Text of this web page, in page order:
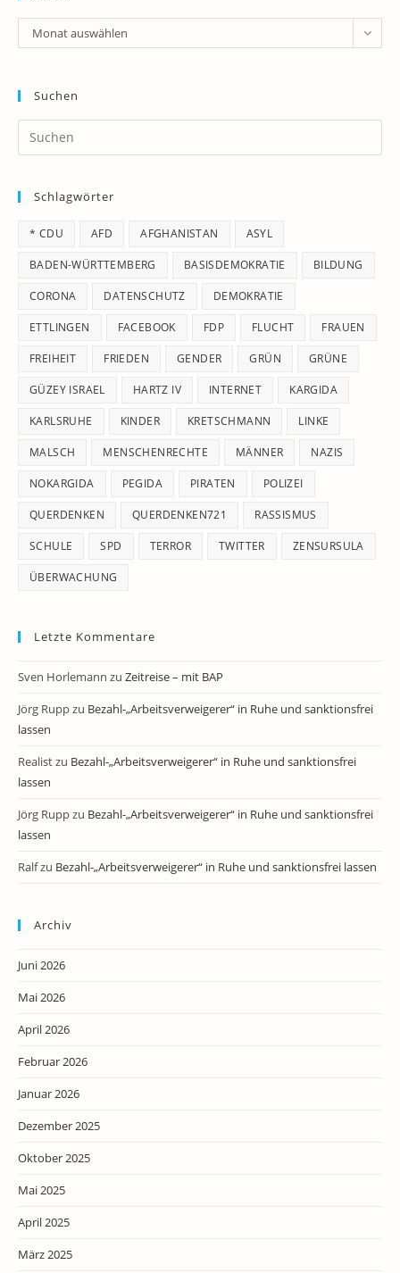
Archiv
Monat auswählen
Suchen
Schlagwörter
* CDU AFD AFGHANISTAN ASYL
BADEN-WÜRTTEMBERG BASISDEMOKRATIE BILDUNG
CORONA DATENSCHUTZ DEMOKRATIE
ETTLINGEN FACEBOOK FDP FLUCHT FRAUEN
FREIHEIT FRIEDEN GENDER GRÜN GRÜNE
GÜZEY ISRAEL HARTZ IV INTERNET KARGIDA
KARLSRUHE KINDER KRETSCHMANN LINKE
MALSCH MENSCHENRECHTE MÄNNER NAZIS
NOKARGIDA PEGIDA PIRATEN POLIZEI
QUERDENKEN QUERDENKEN721 RASSISMUS
SCHULE SPD TERROR TWITTER ZENSURSULA
ÜBERWACHUNG
Letzte Kommentare
Sven Horlemann zu Zeitreise – mit BAP
Jörg Ruppzu Bezahl-„Arbeitsverweigerer“ in Ruhe und sanktionsfrei
lassen
Realistzu Bezahl-„Arbeitsverweigerer“ in Ruhe und sanktionsfrei
lassen
Jörg Ruppzu Bezahl-„Arbeitsverweigerer“ in Ruhe und sanktionsfrei
lassen
Ralfzu Bezahl-„Arbeitsverweigerer“ in Ruhe und sanktionsfrei lassen
Archiv
Juni 2026
Mai 2026
April 2026
Februar 2026
Januar 2026
Dezember 2025
Oktober 2025
Mai 2025
April 2025
März 2025